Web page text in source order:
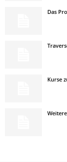
Das
Kurse